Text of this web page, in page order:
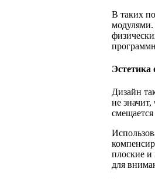
В таких
Эстетика
Дизайн
не
плоские и
для